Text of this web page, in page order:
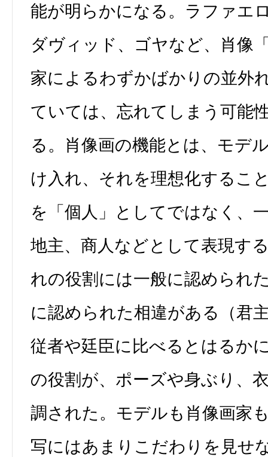
能が明らかになる。ラファエ
ダヴィッド、ゴヤなど、肖像
家によるわずかばかりの並外
ていては、忘れてしまう可能
る。肖像画の機能とは、モデ
け入れ、それを理想化するこ
を「個人」としてではなく、
地主、商人などとして表現す
れの役割には一般に認められ
に認められた相違がある（君
従者や廷臣に比べるとはるか
の役割が、ポーズや身ぶり、
調された。モデルも肖像画家
写にはあまりこだわりを見せ